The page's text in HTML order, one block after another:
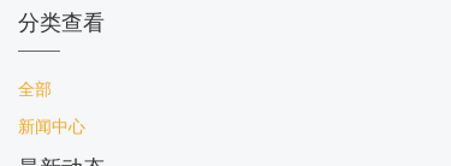
分类查看
全部
新闻中心